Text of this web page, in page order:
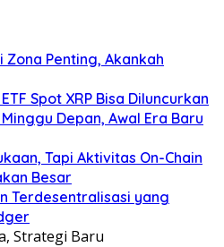
Zona Penting, Akankah
Spot XRP Bisa Diluncurkan
Depan, Awal Era Baru
Tapi Aktivitas On-Chain
Besar
Terdesentralisasi yang
Strategi Baru